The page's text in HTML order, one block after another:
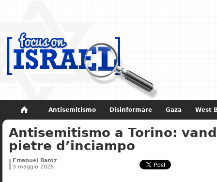
Antisemitismo Disinformare Gaza West
Non dimenticare Storia di Israele
Antisemitismo a Torino:
pietre d’inciampo
Emanuel Baroz
3 maggio 2026